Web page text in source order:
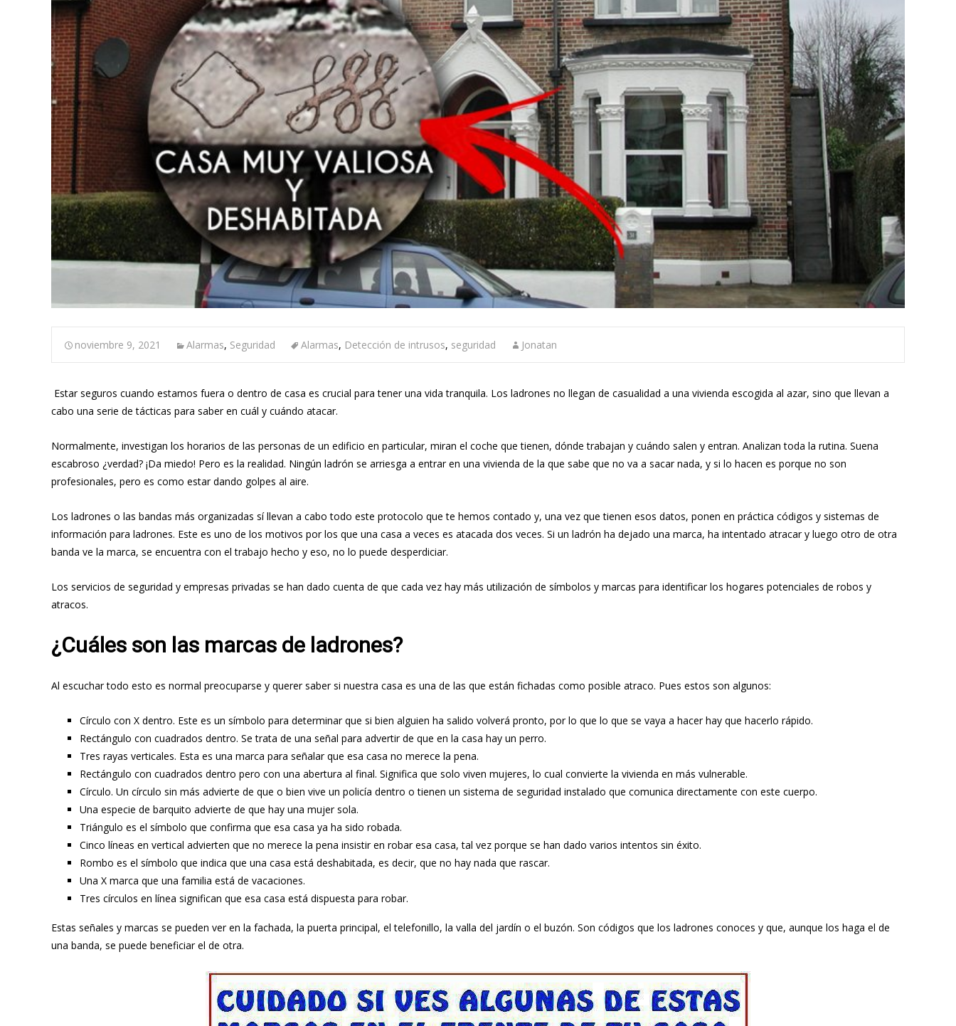
noviembre 9, 2021 Alarmas, Seguridad Alarmas, Detección de intrusos, seguridad Jonatan
Estar seguros cuando estamos fuera o dentro de casa es crucial para tener una vida tranquila. Los ladrones no llegan de casualidad a una vivienda escogida al azar, sino que llevan a
cabo una serie de tácticas para saber en cuál y cuándo atacar.
Normalmente, investigan los horarios de las personas de un edificio en particular, miran el coche que tienen, dónde trabajan y cuándo salen y entran. Analizan toda la rutina. Suena
escabroso ¿verdad? ¡Da miedo! Pero es la realidad. Ningún ladrón se arriesga a entrar en una vivienda de la que sabe que no va a sacar nada, y si lo hacen es porque no son
profesionales, pero es como estar dando golpes al aire.
Los ladrones o las bandas más organizadas sí llevan a cabo todo este protocolo que te hemos contado y, una vez que tienen esos datos, ponen en práctica códigos y sistemas de
información para ladrones. Este es uno de los motivos por los que una casa a veces es atacada dos veces. Si un ladrón ha dejado una marca, ha intentado atracar y luego otro de otra
banda ve la marca, se encuentra con el trabajo hecho y eso, no lo puede desperdiciar.
Los servicios de seguridad y empresas privadas se han dado cuenta de que cada vez hay más utilización de símbolos y marcas para identificar los hogares potenciales de robos y
atracos.
¿Cuáles son las marcas de ladrones?
Al escuchar todo esto es normal preocuparse y querer saber si nuestra casa es una de las que están fichadas como posible atraco. Pues estos son algunos:
Círculo con X dentro. Este es un símbolo para determinar que si bien alguien ha salido volverá pronto, por lo que lo que se vaya a hacer hay que hacerlo rápido.
Rectángulo con cuadrados dentro. Se trata de una señal para advertir de que en la casa hay un perro.
Tres rayas verticales. Esta es una marca para señalar que esa casa no merece la pena.
Rectángulo con cuadrados dentro pero con una abertura al final. Significa que solo viven mujeres, lo cual convierte la vivienda en más vulnerable.
Círculo. Un círculo sin más advierte de que o bien vive un policía dentro o tienen un sistema de seguridad instalado que comunica directamente con este cuerpo.
Una especie de barquito advierte de que hay una mujer sola.
Triángulo es el símbolo que confirma que esa casa ya ha sido robada.
Cinco líneas en vertical advierten que no merece la pena insistir en robar esa casa, tal vez porque se han dado varios intentos sin éxito.
Rombo es el símbolo que indica que una casa está deshabitada, es decir, que no hay nada que rascar.
Una X marca que una familia está de vacaciones.
Tres círculos en línea significan que esa casa está dispuesta para robar.
Estas señales y marcas se pueden ver en la fachada, la puerta principal, el telefonillo, la valla del jardín o el buzón. Son códigos que los ladrones conoces y que, aunque los haga el de
una banda, se puede beneficiar el de otra.